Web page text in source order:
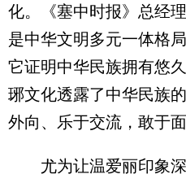
化。《塞中时报》总经
是中华文明多元一体格
它证明中华民族拥有悠
琊文化透露了中华民族
外向、乐于交流，敢于
尤为让温爱丽印象深